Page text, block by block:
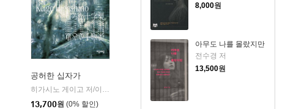
8,000원
아무도 나를 몰랐지만
전수경 저
13,500원
공허한 십자가
자음과모음
13,700원 (0% 할인)